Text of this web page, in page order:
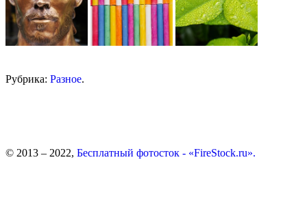
Рубрика: Разное.
© 2013 – 2022, Бесплатный фотосток - «FireStock.ru».